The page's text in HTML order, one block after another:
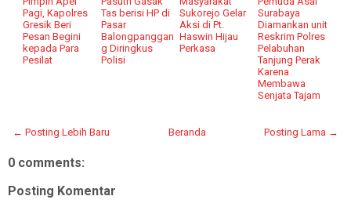
Pagi, Kapolres
Gresik Beri
Pesan Begini
kepada Para
Pesilat
Tas berisi HP di
Pasar
Balongpanggan
g Diringkus
Polisi
Sukorejo Gelar
Aksi di Pt.
Haswin Hijau
Perkasa
Surabaya
Diamankan unit
Reskrim Polres
Pelabuhan
Tanjung Perak
Karena
Membawa
Senjata Tajam
← Posting Lebih Baru Posting Lama →
Beranda
0 comments:
Posting Komentar